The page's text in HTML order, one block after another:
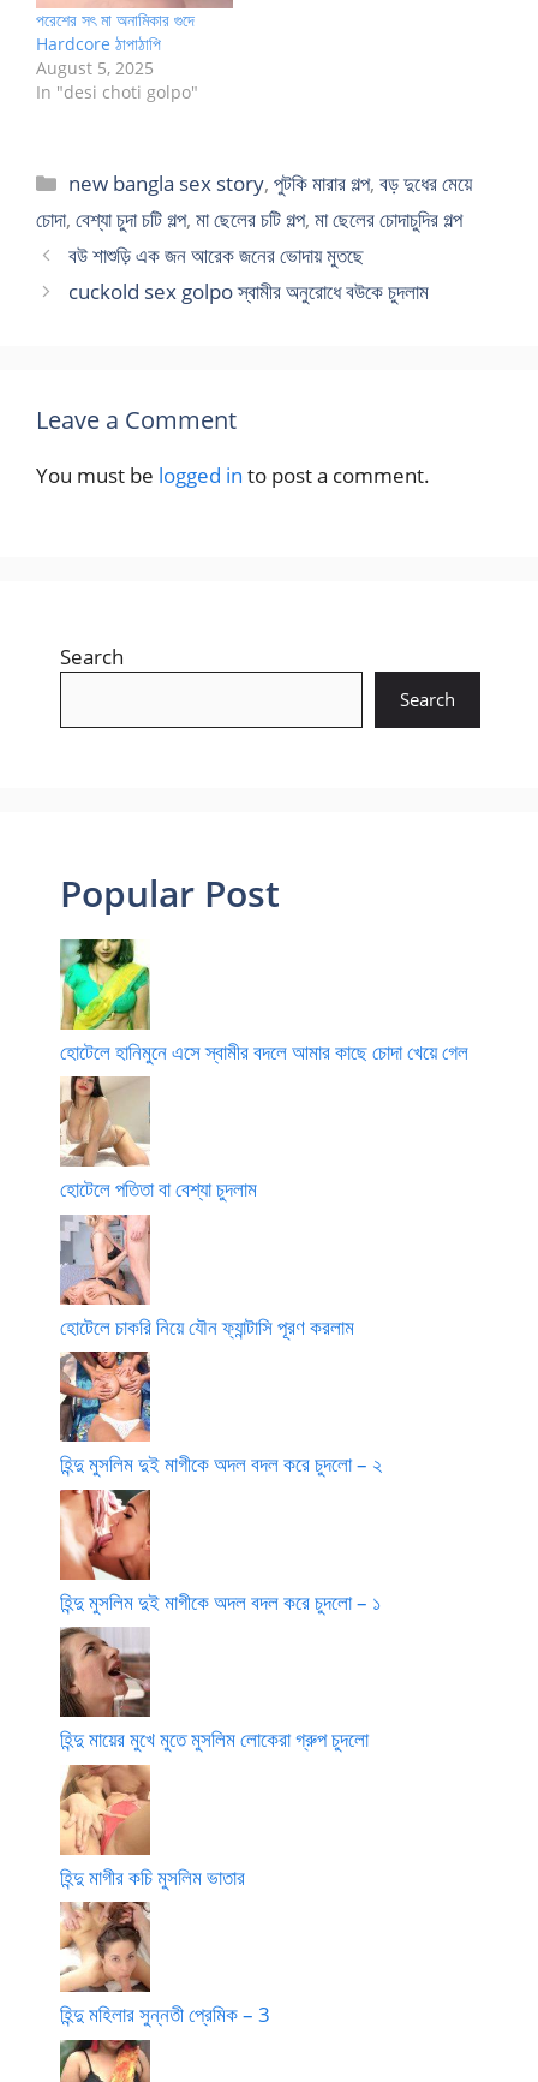
পরেশের সৎ মা অনামিকার গুদে
Hardcore ঠাপাঠাপি
August 5, 2025
In "desi choti golpo"
Categories
new bangla sex story,পুটকি মারার গল্প,বড় দুধের মেয়ে
চোদা, বেশ্যা চুদা চটি গল্প, মা ছেলের চটি গল্প, মা ছেলের চোদাচুদির গল্প
বউ শাশুড়ি এক জন আরেক জনের ভোদায় মুতছে
cuckold sex golpo স্বামীর অনুরোধে বউকে চুদলাম
Leave a Comment
You must be logged in to post a comment.
Search
Search
Popular Post
হোটেলে হানিমুনে এসে স্বামীর বদলে আমার কাছে চোদা খেয়ে গেল
হোটেলে পতিতা বা বেশ্যা চুদলাম
হোটেলে চাকরি নিয়ে যৌন ফ্যান্টাসি পূরণ করলাম
হিন্দু মুসলিম দুই মাগীকে অদল বদল করে চুদলো – ২
হিন্দু মুসলিম দুই মাগীকে অদল বদল করে চুদলো – ১
হিন্দু মায়ের মুখে মুতে মুসলিম লোকেরা গ্রুপ চুদলো
হিন্দু মাগীর কচি মুসলিম ভাতার
হিন্দু মহিলার সুন্নতী প্রেমিক – 3